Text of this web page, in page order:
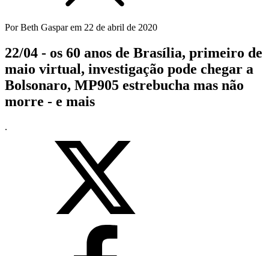
PorBeth Gasparem 22 de abril de 2020
22/04 - os 60 anos de Brasília, primeiro de
maio virtual, investigação pode chegar a
Bolsonaro, MP905 estrebucha mas não
morre - e mais
.